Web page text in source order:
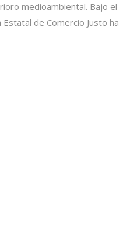
medioambiental. Bajo el
de Comercio Justo ha